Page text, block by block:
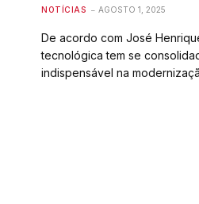
NOTÍCIAS AGOSTO 1, 2025
De acordo com José
tecnológica tem se
indispensável na